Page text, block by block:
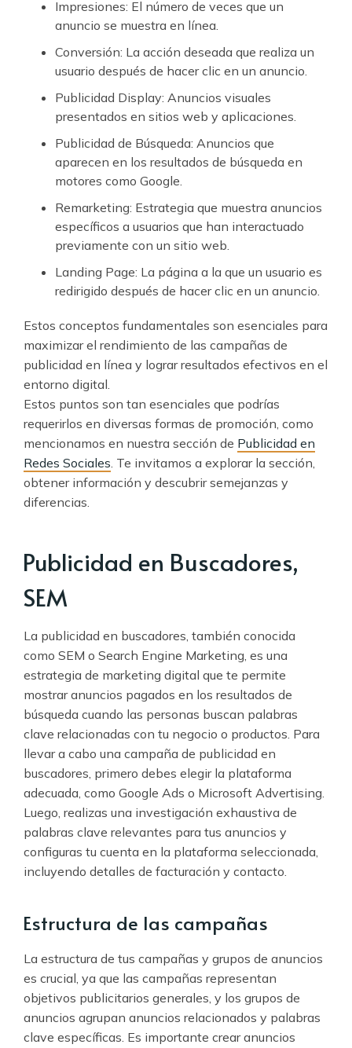
Impresiones: El número de veces que un
anuncio se muestra en línea.
Conversión: La acción deseada que realiza un
usuario después de hacer clic en un anuncio.
Publicidad Display: Anuncios visuales
presentados en sitios web y aplicaciones.
Publicidad de Búsqueda: Anuncios que
aparecen en los resultados de búsqueda en
motores como Google.
Remarketing: Estrategia que muestra anuncios
específicos a usuarios que han interactuado
previamente con un sitio web.
Landing Page: La página a la que un usuario es
redirigido después de hacer clic en un anuncio.
Estos conceptos fundamentales son esenciales para
maximizar el rendimiento de las campañas de
publicidad en línea y lograr resultados efectivos en el
entorno digital.
Estos puntos son tan esenciales que podrías
requerirlos en diversas formas de promoción, como
mencionamos en nuestra sección de Publicidad en
Redes Sociales. Te invitamos a explorar la sección,
obtener información y descubrir semejanzas y
diferencias.
Publicidad en Buscadores,
SEM
La publicidad en buscadores, también conocida
como SEM o Search Engine Marketing, es una
estrategia de marketing digital que te permite
mostrar anuncios pagados en los resultados de
búsqueda cuando las personas buscan palabras
clave relacionadas con tu negocio o productos. Para
llevar a cabo una campaña de publicidad en
buscadores, primero debes elegir la plataforma
adecuada, como Google Ads o Microsoft Advertising.
Luego, realizas una investigación exhaustiva de
palabras clave relevantes para tus anuncios y
configuras tu cuenta en la plataforma seleccionada,
incluyendo detalles de facturación y contacto.
Estructura de las campañas
La estructura de tus campañas y grupos de anuncios
es crucial, ya que las campañas representan
objetivos publicitarios generales, y los grupos de
anuncios agrupan anuncios relacionados y palabras
clave específicas. Es importante crear anuncios